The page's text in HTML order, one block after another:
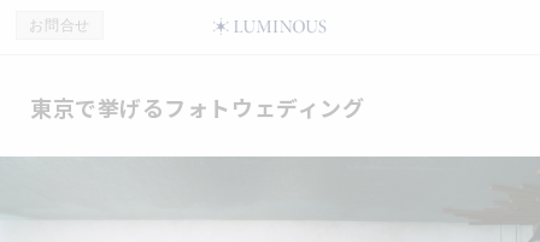
お問合せ
東京で挙げるフォトウェディング